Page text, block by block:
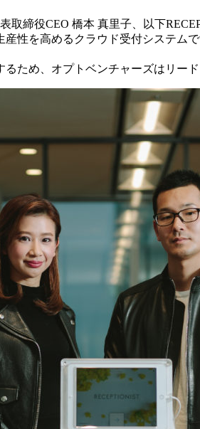
締役CEO 橋本 真里子、以下
性を高めるクラウド受付システ
ため、オプトベンチャーズはリー